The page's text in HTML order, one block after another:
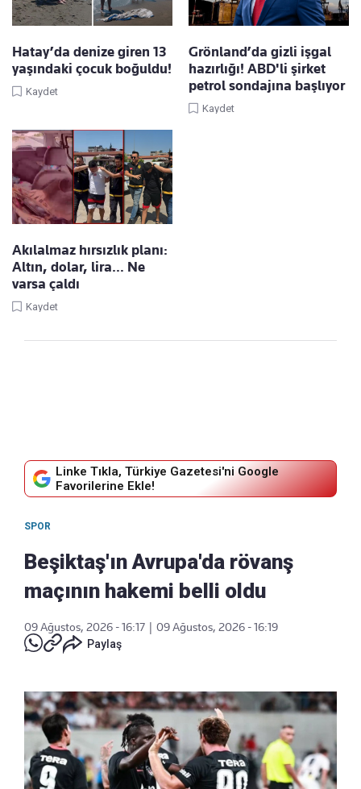
Hatay’da denize giren 13
yaşındaki çocuk boğuldu!
Kaydet
Grönland’da gizli işgal
hazırlığı! ABD'li şirket
petrol sondajına başlıyor
Kaydet
Akılalmaz hırsızlık planı:
Altın, dolar, lira… Ne
varsa çaldı
Kaydet
Linke Tıkla, Türkiye Gazetesi'ni Google
Favorilerine Ekle!
SPOR
Beşiktaş'ın Avrupa'da rövanş
maçının hakemi belli oldu
09 Ağustos, 2026 - 16:17 | 09 Ağustos, 2026 - 16:19
Paylaş